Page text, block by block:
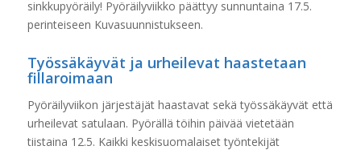
sinkkupyöräily! Pyöräilyviikko päättyy sunnuntaina 17.5.
perinteiseen Kuvasuunnistukseen.
Työssäkäyvät ja urheilevat haastetaan
fillaroimaan
Pyöräilyviikon järjestäjät haastavat sekä työssäkäyvät että
urheilevat satulaan. Pyörällä töihin ­päivää vietetään
tiistaina 12.5. Kaikki keskisuomalaiset työntekijät